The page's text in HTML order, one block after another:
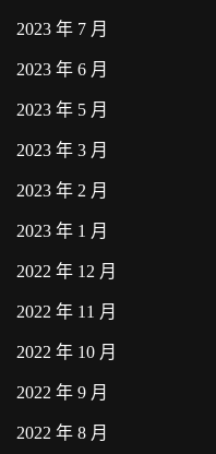
2023 年 7 月
2023 年 6 月
2023 年 5 月
2023 年 3 月
2023 年 2 月
2023 年 1 月
2022 年 12 月
2022 年 11 月
2022 年 10 月
2022 年 9 月
2022 年 8 月